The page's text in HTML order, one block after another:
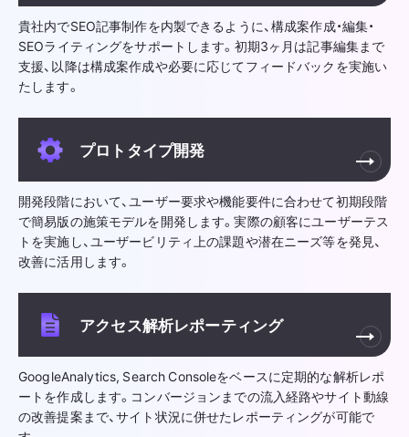
貴社内でSEO記事制作を内製できるように、構成案作成・編集・
SEOライティングをサポートします。初期3ヶ月は記事編集まで
支援、以降は構成案作成や必要に応じてフィードバックを実施い
たします。
プロトタイプ開発
開発段階において、ユーザー要求や機能要件に合わせて初期段階
で簡易版の施策モデルを開発します。実際の顧客にユーザーテス
トを実施し、ユーザービリティ上の課題や潜在ニーズ等を発見、
改善に活用します。
アクセス解析レポーティング
GoogleAnalytics, Search Consoleをベースに定期的な解析レポ
ートを作成します。コンバージョンまでの流入経路やサイト動線
の改善提案まで、サイト状況に併せたレポーティングが可能で